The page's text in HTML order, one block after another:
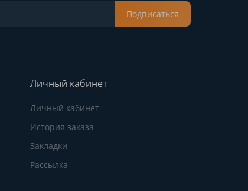
Подписаться
Личный кабинет
Личный кабинет
История заказа
Закладки
Рассылка